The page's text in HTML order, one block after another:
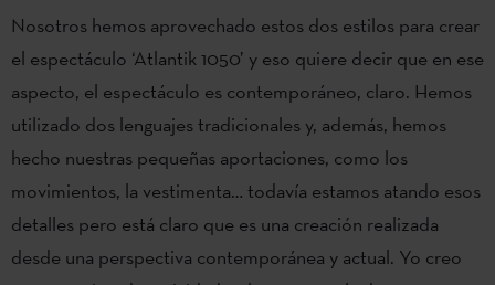
Nosotros hemos aprovechado estos dos estilos para crear
el espectáculo ‘Atlantik 1050’ y eso quiere decir que en ese
aspecto, el espectáculo es contemporáneo, claro. Hemos
utilizado dos lenguajes tradicionales y, además, hemos
hecho nuestras pequeñas aportaciones, como los
movimientos, la vestimenta… todavía estamos atando esos
detalles pero está claro que es una creación realizada
desde una perspectiva contemporánea y actual. Yo creo